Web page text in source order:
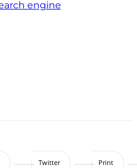
Twitter Print